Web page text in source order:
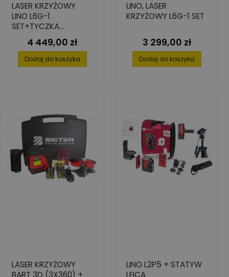
LASER KRZYŻOWY
LINO L6G-1
SET+TYCZKA
CLR290+DETEKTOR
RGR200
Cena
4 449,00 zł
Dodaj do koszyka
LINO, LASER
KRZYŻOWY L6G-1 SET
Cena
3 299,00 zł
Dodaj do koszyka
LASER KRZYŻOWY
BART 3D (3X360) +
LINO L2P5 + STATYW
LEICA